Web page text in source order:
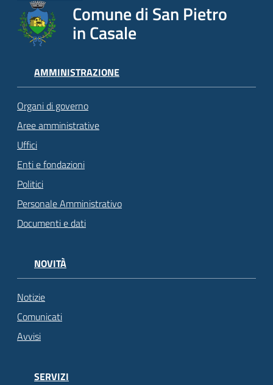
Comune di San Pietro
in Casale
AMMINISTRAZIONE
Organi di governo
Aree amministrative
Uffici
Enti e fondazioni
Politici
Personale Amministrativo
Documenti e dati
NOVITÀ
Notizie
Comunicati
Avvisi
SERVIZI